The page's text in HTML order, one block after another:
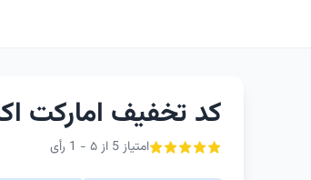
کد تخفیف امارکت اکالا 100 هزار
امتیاز 5 از ۵ - 1 رأی